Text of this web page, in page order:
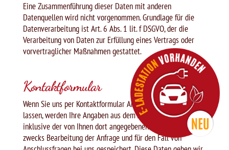
Eine Zusammenführung dieser Daten mit anderen
Datenquellen wird nicht vorgenommen. Grundlage für die
Datenverarbeitung ist Art. 6 Abs. 1 lit. f DSGVO, der die
Verarbeitung von Daten zur Erfüllung eines Vertrags oder
vorvertraglicher Maßnahmen gestattet.
Kontaktformular
Wenn Sie uns per Kontaktformular Anfragen zukommen
lassen, werden Ihre Angaben aus dem Anfrageformular
inklusive der von Ihnen dort angegebenen Kontaktdaten
zwecks Bearbeitung der Anfrage und für den Fall von